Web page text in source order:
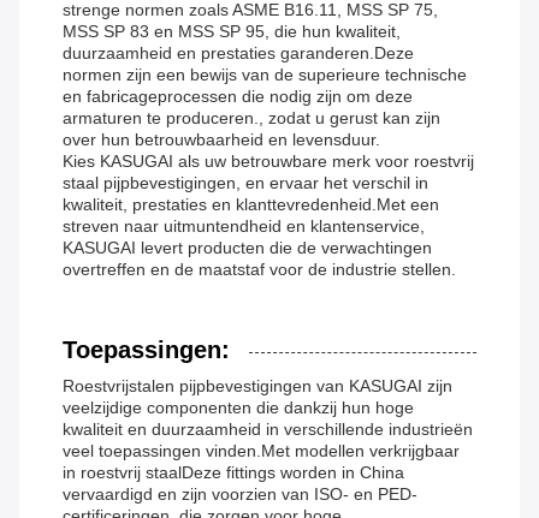
strenge normen zoals ASME B16.11, MSS SP 75,
MSS SP 83 en MSS SP 95, die hun kwaliteit,
duurzaamheid en prestaties garanderen.Deze
normen zijn een bewijs van de superieure technische
en fabricageprocessen die nodig zijn om deze
armaturen te produceren., zodat u gerust kan zijn
over hun betrouwbaarheid en levensduur.
Kies KASUGAI als uw betrouwbare merk voor roestvrij
staal pijpbevestigingen, en ervaar het verschil in
kwaliteit, prestaties en klanttevredenheid.Met een
streven naar uitmuntendheid en klantenservice,
KASUGAI levert producten die de verwachtingen
overtreffen en de maatstaf voor de industrie stellen.
Toepassingen:
Roestvrijstalen pijpbevestigingen van KASUGAI zijn
veelzijdige componenten die dankzij hun hoge
kwaliteit en duurzaamheid in verschillende industrieën
veel toepassingen vinden.Met modellen verkrijgbaar
in roestvrij staalDeze fittings worden in China
vervaardigd en zijn voorzien van ISO- en PED-